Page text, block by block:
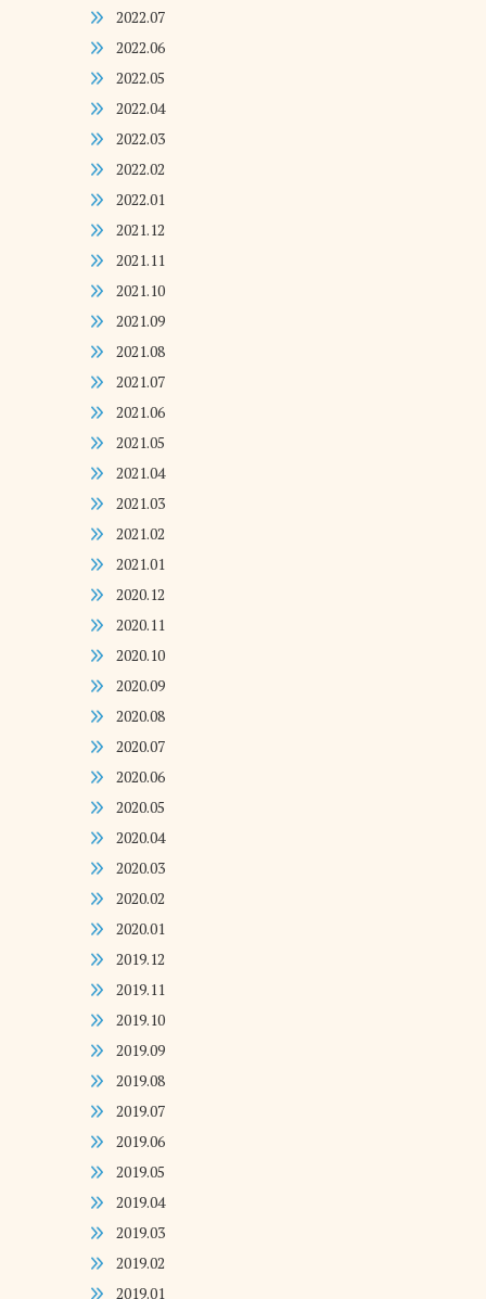
2022.07
2022.06
2022.05
2022.04
2022.03
2022.02
2022.01
2021.12
2021.11
2021.10
2021.09
2021.08
2021.07
2021.06
2021.05
2021.04
2021.03
2021.02
2021.01
2020.12
2020.11
2020.10
2020.09
2020.08
2020.07
2020.06
2020.05
2020.04
2020.03
2020.02
2020.01
2019.12
2019.11
2019.10
2019.09
2019.08
2019.07
2019.06
2019.05
2019.04
2019.03
2019.02
2019.01